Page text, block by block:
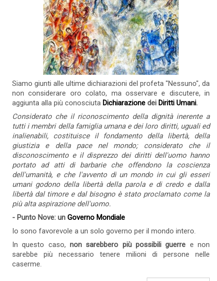
Siamo giunti alle ultime dichiarazioni del profeta "Nessuno", da
non considerare oro colato, ma osservare e discutere, in
aggiunta alla più conosciuta Dichiarazione dei Diritti Umani.
Considerato che il riconoscimento della dignità inerente a
tutti i membri della famiglia umana e dei loro diritti, uguali ed
inalienabili, costituisce il fondamento della libertà, della
giustizia e della pace nel mondo; considerato che il
disconoscimento e il disprezzo dei diritti dell'uomo hanno
portato ad atti di barbarie che offendono la coscienza
dell'umanità, e che l'avvento di un mondo in cui gli esseri
umani godono della libertà della parola e di credo e dalla
libertà dal timore e dal bisogno è stato proclamato come la
più alta aspirazione dell'uomo.
- Punto Nove: un Governo Mondiale
Io sono favorevole a un solo governo per il mondo intero.
In questo caso, non sarebbero più possibili guerre e non
sarebbe più necessario tenere milioni di persone nelle
caserme.